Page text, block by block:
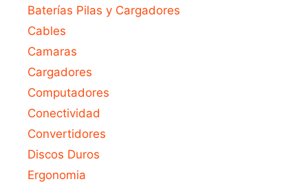
Baterías Pilas y Cargadores
Cables
Camaras
Cargadores
Computadores
Conectividad
Convertidores
Discos Duros
Ergonomia